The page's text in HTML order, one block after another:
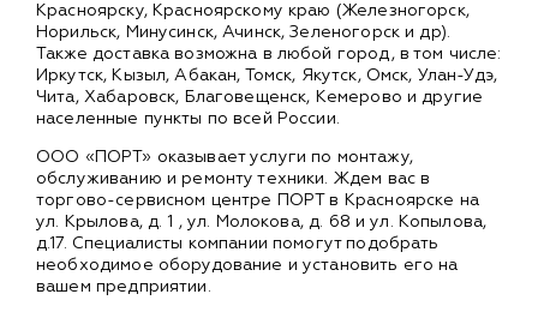
Красноярску, Красноярскому краю (Железногорск,
Норильск, Минусинск, Ачинск, Зеленогорск и др).
Также доставка возможна в любой город, в том числе:
Иркутск, Кызыл, Абакан, Томск, Якутск, Омск, Улан-Удэ,
Чита, Хабаровск, Благовещенск, Кемерово и другие
населенные пункты по всей России.
ООО «ПОРТ» оказывает услуги по монтажу,
обслуживанию и ремонту техники. Ждем вас в
торгово-сервисном центре ПОРТ в Красноярске на
ул. Крылова, д. 1 , ул. Молокова, д. 68 и ул. Копылова,
д.17. Специалисты компании помогут подобрать
необходимое оборудование и установить его на
вашем предприятии.